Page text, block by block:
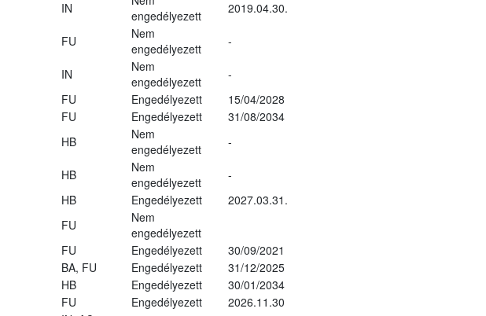
IN
engedélyezett
2019.04.30.
FU
Nem
engedélyezett
-
IN
Nem
engedélyezett
-
FU Engedélyezett
15/04/2028
FU Engedélyezett
31/08/2034
HB
Nem
engedélyezett
-
HB
Nem
engedélyezett
-
HB Engedélyezett
2027.03.31.
FU
Nem
engedélyezett
FU Engedélyezett
30/09/2021
BA, FU Engedélyezett
31/12/2025
HB Engedélyezett
30/01/2034
FU Engedélyezett
2026.11.30